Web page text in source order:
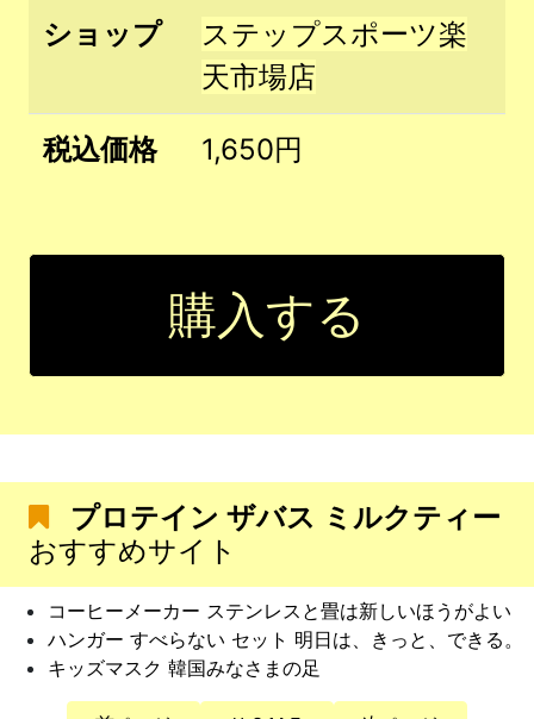
ショップ
ステップスポーツ楽
天市場店
税込価格 1,650円
購入する
プロテイン ザバス ミルクティー
おすすめサイト
コーヒーメーカー ステンレスと畳は新しいほうがよい
ハンガー すべらない セット 明日は、きっと、できる。
キッズマスク 韓国みなさまの足